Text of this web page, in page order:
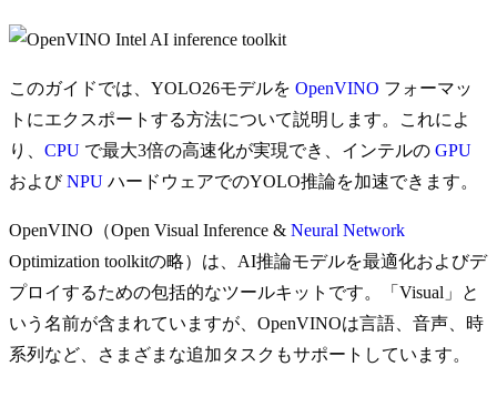
このガイドでは、YOLO26モデルを OpenVINO フォーマッ
トにエクスポートする方法について説明します。これによ
り、 CPU で最大3倍の高速化が実現でき、インテルの GPU
およびNPU ハードウェアでのYOLO推論を加速できます。
OpenVINO（Open Visual Inference & Neural Network
Optimization toolkitの略）は、AI推論モデルを最適化およびデ
プロイするための包括的なツールキットです。「Visual」と
いう名前が含まれていますが、OpenVINOは言語、音声、時
系列など、さまざまな追加タスクもサポートしています。